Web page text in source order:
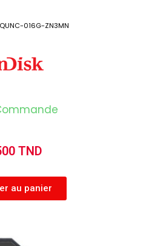
016G-ZN3MN
TND
au panier